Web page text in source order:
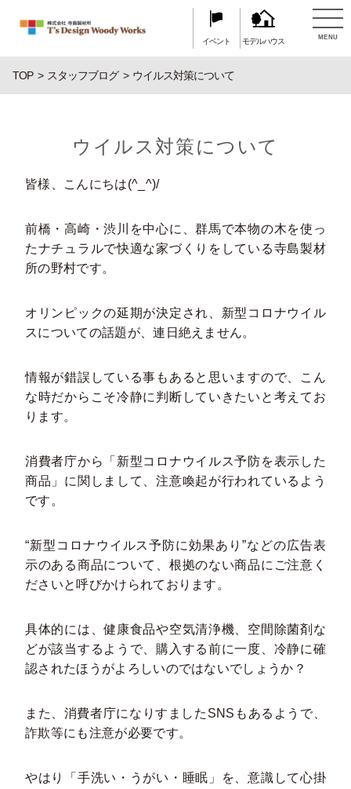
イベント モデルハウス MENU
TOP スタッフブログ ウイルス対策について
ウイルス対策について
皆様、こんにちは(^_^)/
前橋・高崎・渋川を中心に、群馬で本物の木を使っ
たナチュラルで快適な家づくりをしている寺島製材
所の野村です。
オリンピックの延期が決定され、新型コロナウイル
スについての話題が、連日絶えません。
情報が錯誤している事もあると思いますので、こん
な時だからこそ冷静に判断していきたいと考えてお
ります。
消費者庁から「新型コロナウイルス予防を表示した
商品」に関しまして、注意喚起が行われているよう
です。
“新型コロナウイルス予防に効果あり”などの広告表
示のある商品について、根拠のない商品にご注意く
ださいと呼びかけられております。
具体的には、健康食品や空気清浄機、空間除菌剤な
どが該当するようで、購入する前に一度、冷静に確
認されたほうがよろしいのではないでしょうか？
また、消費者庁になりすましたSNSもあるようで、
詐欺等にも注意が必要です。
やはり「手洗い・うがい・睡眠」を、意識して心掛